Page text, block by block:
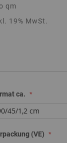
qm
19% MwSt.
ca.
(VE)